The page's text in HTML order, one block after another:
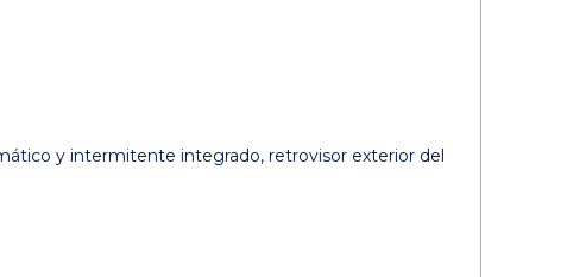
y intermitente integrado, retrovisor exterior del